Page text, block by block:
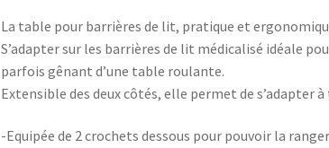
La table pour barrières de lit, pratique et
S’adapter sur les barrières de lit médicalisé idéale
parfois gênant d’une table roulante.
Extensible des deux côtés, elle permet de s’adapter
-Equipée de 2 crochets dessous pour pouvoir la